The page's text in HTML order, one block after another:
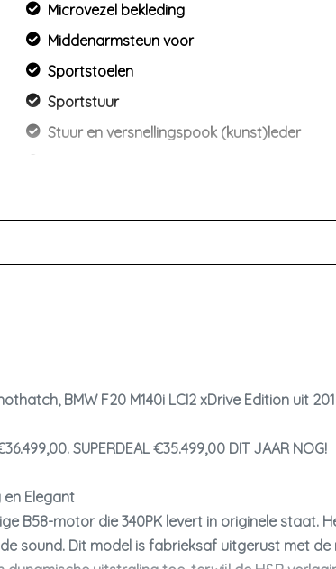
Microvezel bekleding
Middenarmsteun voor
Sportstoelen
Sportstuur
Stuur en versnellingspook (kunst)leder
Stuur verwarmd
BMW F20 M140i LCI2 xDrive Edition uit
SUPERDEAL €35.499,00 DIT JAAR NOG!
en Elegant
B58-motor die 340PK levert in originele staat.
sound. Dit model is fabrieksaf uitgerust met